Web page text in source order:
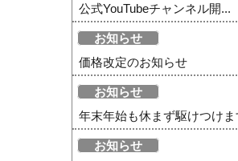
公式YouTubeチャンネル開...
お知らせ
価格改定のお知らせ
お知らせ
年末年始も休まず駆けつけま
お知らせ